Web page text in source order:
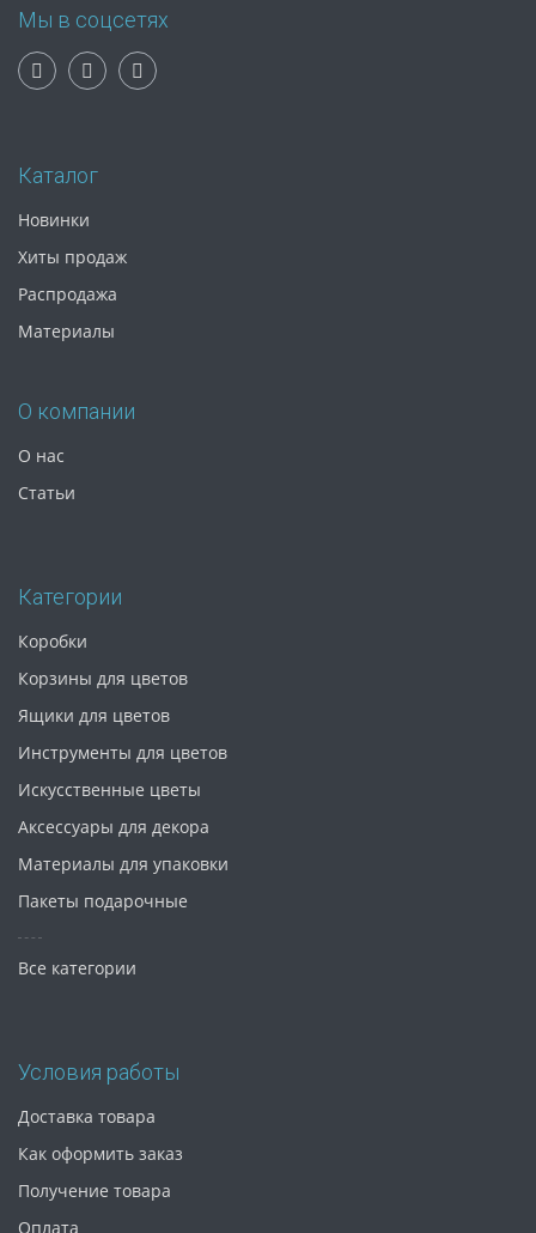
Мы в соцсетях
Каталог
Новинки
Хиты продаж
Распродажа
Материалы
О компании
О нас
Статьи
Категории
Коробки
Корзины для цветов
Ящики для цветов
Инструменты для цветов
Искусственные цветы
Аксессуары для декора
Материалы для упаковки
Пакеты подарочные
Все категории
Условия работы
Доставка товара
Как оформить заказ
Получение товара
Оплата